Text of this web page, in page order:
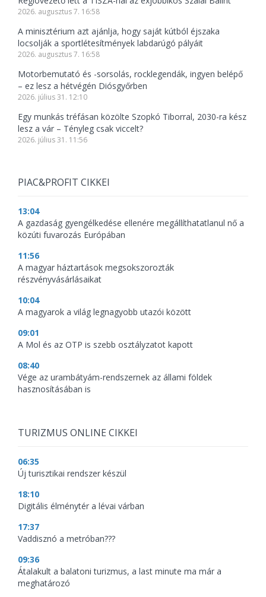
2026. augusztus 7. 16:58
A minisztérium azt ajánlja, hogy saját kútból éjszaka
locsolják a sportlétesítmények labdarúgó pályáit
2026. augusztus 7. 16:58
Motorbemutató és -sorsolás, rocklegendák, ingyen belépő
– ez lesz a hétvégén Diósgyőrben
2026. július 31. 12:10
Egy munkás tréfásan közölte Szopkó Tiborral, 2030-ra kész
lesz a vár – Tényleg csak viccelt?
2026. július 31. 11:56
PIAC&PROFIT CIKKEI
13:04
A gazdaság gyengélkedése ellenére megállíthatatlanul nő a
közúti fuvarozás Európában
11:56
A magyar háztartások megsokszorozták
részvényvásárlásaikat
10:04
A magyarok a világ legnagyobb utazói között
09:01
A Mol és az OTP is szebb osztályzatot kapott
08:40
Vége az urambátyám-rendszernek az állami földek
hasznosításában is
TURIZMUS ONLINE CIKKEI
06:35
Új turisztikai rendszer készül
18:10
Digitális élménytér a lévai várban
17:37
Vaddisznó a metróban???
09:36
Átalakult a balatoni turizmus, a last minute ma már a
meghatározó